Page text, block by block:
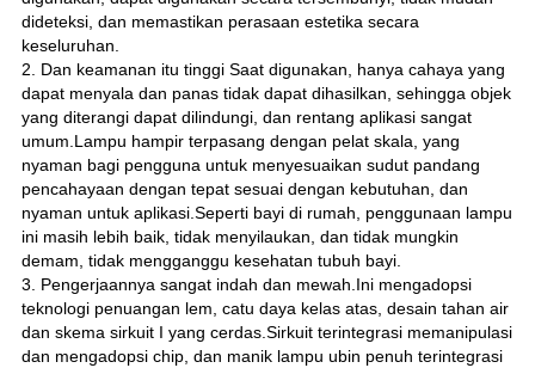
dideteksi, dan memastikan perasaan estetika secara
keseluruhan.
2. Dan keamanan itu tinggi Saat digunakan, hanya cahaya yang
dapat menyala dan panas tidak dapat dihasilkan, sehingga objek
yang diterangi dapat dilindungi, dan rentang aplikasi sangat
umum.Lampu hampir terpasang dengan pelat skala, yang
nyaman bagi pengguna untuk menyesuaikan sudut pandang
pencahayaan dengan tepat sesuai dengan kebutuhan, dan
nyaman untuk aplikasi.Seperti bayi di rumah, penggunaan lampu
ini masih lebih baik, tidak menyilaukan, dan tidak mungkin
demam, tidak mengganggu kesehatan tubuh bayi.
3. Pengerjaannya sangat indah dan mewah.Ini mengadopsi
teknologi penuangan lem, catu daya kelas atas, desain tahan air
dan skema sirkuit I yang cerdas.Sirkuit terintegrasi memanipulasi
dan mengadopsi chip, dan manik lampu ubin penuh terintegrasi